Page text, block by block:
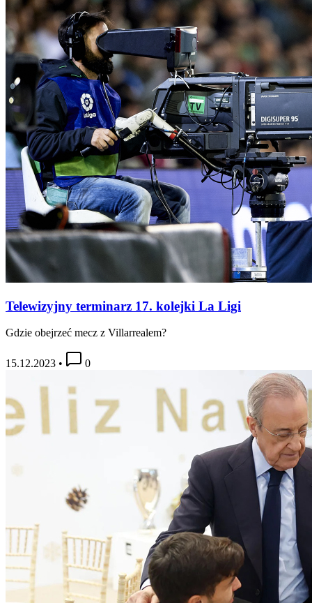
Telewizyjny terminarz 17. kolejki La Ligi
Gdzie obejrzeć mecz z Villarrealem?
15.12.2023 • 0